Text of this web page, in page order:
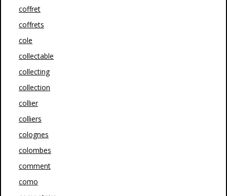
coffret
coffrets
cole
collectable
collecting
collection
collier
colliers
colognes
colombes
comment
como